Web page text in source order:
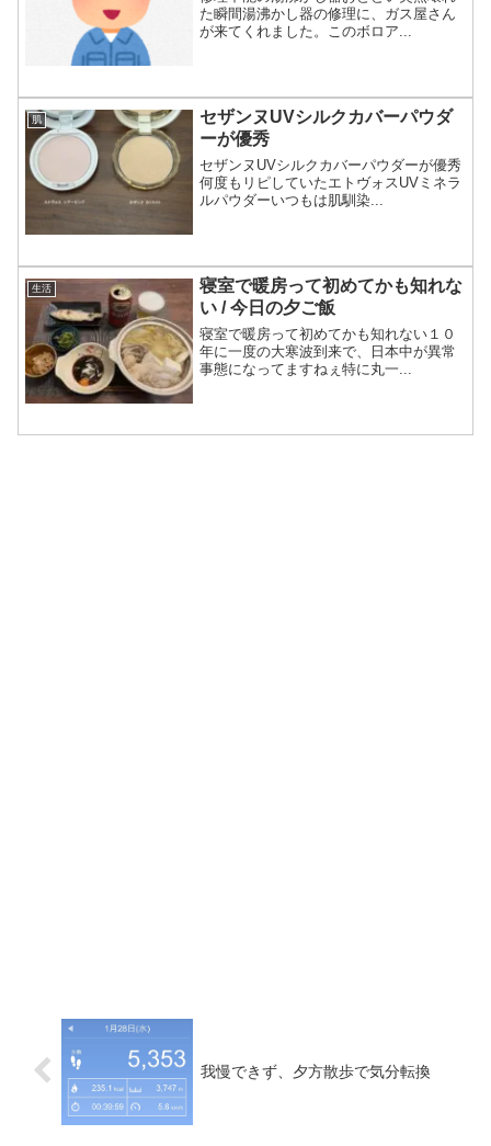
た瞬間湯沸かし器の修理に、ガス屋さん
が来てくれました。このボロア...
肌
セザンヌUVシルクカバーパウダ
ーが優秀
セザンヌUVシルクカバーパウダーが優秀
何度もリピしていたエトヴォスUVミネラ
ルパウダーいつもは肌馴染...
生活
寝室で暖房って初めてかも知れな
い / 今日の夕ご飯
寝室で暖房って初めてかも知れない１０
年に一度の大寒波到来で、日本中が異常
事態になってますねぇ特に丸一...
我慢できず、夕方散歩で気分転換